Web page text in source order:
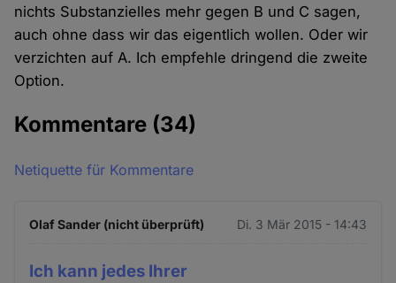
nichts Substanzielles mehr gegen B und C sagen,
auch ohne dass wir das eigentlich wollen. Oder wir
verzichten auf A. Ich empfehle dringend die zweite
Option.
Kommentare (34)
Netiquette für Kommentare
Olaf Sander (nicht überprüft) Di. 3 Mär 2015 - 14:43
Ich kann jedes Ihrer